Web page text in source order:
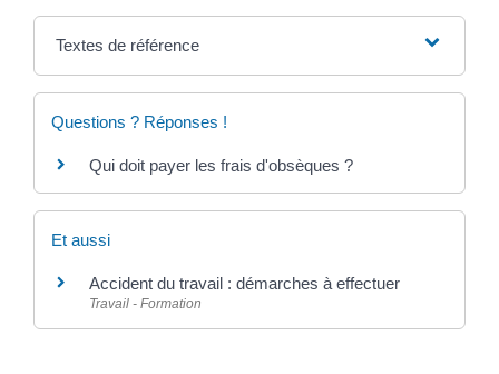
Textes de référence
Questions ? Réponses !
Qui doit payer les frais d'obsèques ?
Et aussi
Accident du travail : démarches à effectuer
Travail - Formation